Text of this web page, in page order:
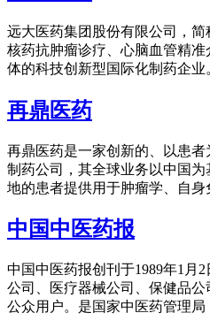
远大医药集团股份有限公司，简
核药抗肿瘤诊疗、心脑血管精
体的科技创新型国际化制药企业
再鼎医药
再鼎医药是一家创新的、以患
制药公司，其全球业务以中国
地的患者提供用于肿瘤学、自身
中国中医药报
中国中医药报创刊于1989年1月
公司、医疗器械公司、保健品公
公众用户。是国家中医药管理局